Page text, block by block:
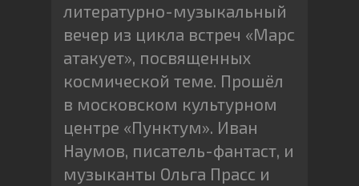
литературно-музыкальный
вечер из цикла встреч «Марс
атакует», посвященных
космической теме. Прошёл
в московском культурном
центре «Пунктум». Иван
Наумов, писатель-фантаст, и
музыканты Ольга Прасс и